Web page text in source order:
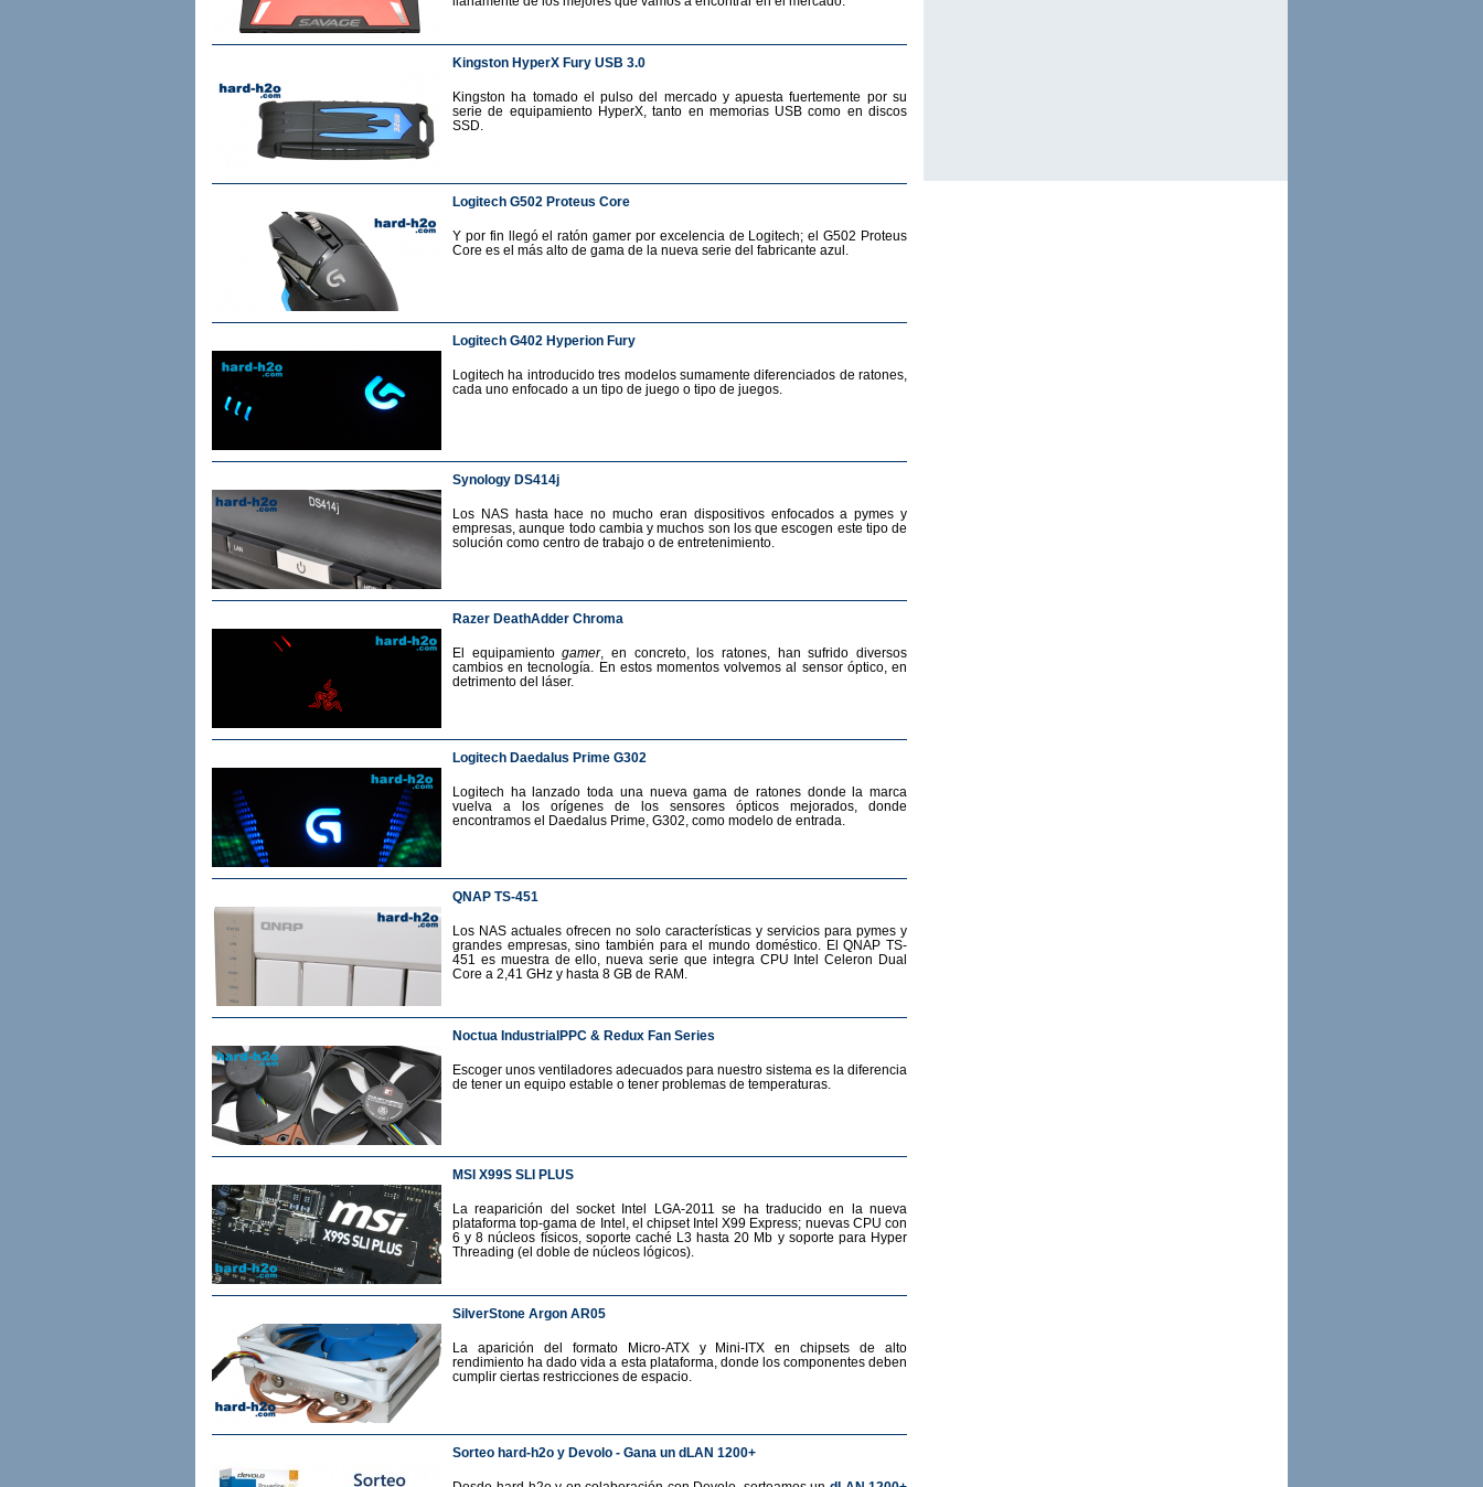
Kingston HyperX Fury USB 3.0
Kingston ha tomado el pulso del mercado y apuesta fuertemente por su
serie de equipamiento HyperX, tanto en memorias USB como en discos
SSD.
Logitech G502 Proteus Core
Y por fin llegó el ratón gamer por excelencia de Logitech; el G502 Proteus
Core es el más alto de gama de la nueva serie del fabricante azul.
Logitech G402 Hyperion Fury
Logitech ha introducido tres modelos sumamente diferenciados de ratones,
cada uno enfocado a un tipo de juego o tipo de juegos.
Synology DS414j
Los NAS hasta hace no mucho eran dispositivos enfocados a pymes y
empresas, aunque todo cambia y muchos son los que escogen este tipo de
solución como centro de trabajo o de entretenimiento.
Razer DeathAdder Chroma
El equipamientogamer, en concreto, los ratones, han sufrido diversos
cambios en tecnología. En estos momentos volvemos al sensor óptico, en
detrimento del láser.
Logitech Daedalus Prime G302
Logitech ha lanzado toda una nueva gama de ratones donde la marca
vuelva a los orígenes de los sensores ópticos mejorados, donde
encontramos el Daedalus Prime, G302, como modelo de entrada.
QNAP TS-451
Los NAS actuales ofrecen no solo características y servicios para pymes y
grandes empresas, sino también para el mundo doméstico. El QNAP TS-
451 es muestra de ello, nueva serie que integra CPU Intel Celeron Dual
Core a 2,41 GHz y hasta 8 GB de RAM.
Noctua IndustrialPPC & Redux Fan Series
Escoger unos ventiladores adecuados para nuestro sistema es la diferencia
de tener un equipo estable o tener problemas de temperaturas.
MSI X99S SLI PLUS
La reaparición del socket Intel LGA-2011 se ha traducido en la nueva
plataforma top-gama de Intel, el chipset Intel X99 Express; nuevas CPU con
6 y 8 núcleos físicos, soporte caché L3 hasta 20 Mb y soporte para Hyper
Threading (el doble de núcleos lógicos).
SilverStone Argon AR05
La aparición del formato Micro-ATX y Mini-ITX en chipsets de alto
rendimiento ha dado vida a esta plataforma, donde los componentes deben
cumplir ciertas restricciones de espacio.
Sorteo hard-h2o y Devolo - Gana un dLAN 1200+